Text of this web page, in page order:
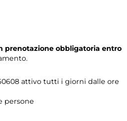
prenotazione obbligatoria entro
attivo tutti i giorni dalle ore
persone